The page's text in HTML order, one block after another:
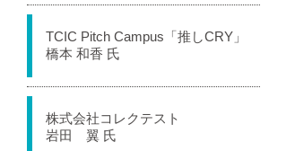
TCIC Pitch Campus「推しCRY」
橋本 和香 氏
株式会社コレクテスト
岩田 翼 氏